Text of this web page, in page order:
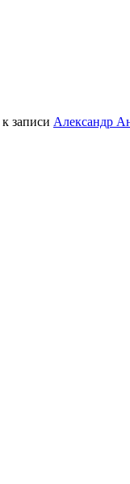
к записи Александр